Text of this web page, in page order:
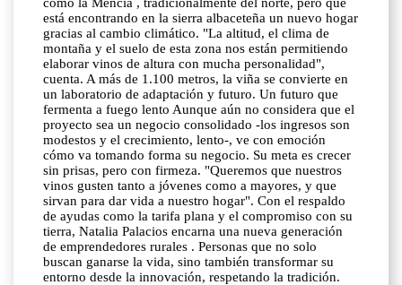
está encontrando en la sierra albaceteña un nuevo hogar
gracias al cambio climático. "La altitud, el clima de
montaña y el suelo de esta zona nos están permitiendo
elaborar vinos de altura con mucha personalidad",
cuenta. A más de 1.100 metros, la viña se convierte en
un laboratorio de adaptación y futuro. Un futuro que
fermenta a fuego lento Aunque aún no considera que el
proyecto sea un negocio consolidado -los ingresos son
modestos y el crecimiento, lento-, ve con emoción
cómo va tomando forma su negocio. Su meta es crecer
sin prisas, pero con firmeza. "Queremos que nuestros
vinos gusten tanto a jóvenes como a mayores, y que
sirvan para dar vida a nuestro hogar". Con el respaldo
de ayudas como la tarifa plana y el compromiso con su
tierra, Natalia Palacios encarna una nueva generación
de emprendedores rurales . Personas que no solo
buscan ganarse la vida, sino también transformar su
entorno desde la innovación, respetando la tradición.